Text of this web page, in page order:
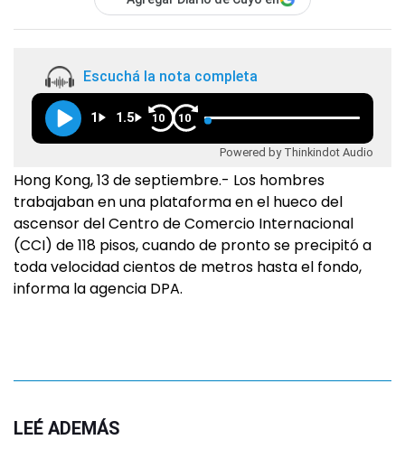
Escuchá la nota completa
1 1.5 10 10
Powered by Thinkindot Audio
Hong Kong, 13 de septiembre.- Los hombres
trabajaban en una plataforma en el hueco del
ascensor del Centro de Comercio Internacional
(CCI) de 118 pisos, cuando de pronto se precipitó a
toda velocidad cientos de metros hasta el fondo,
informa la agencia DPA.
LEÉ ADEMÁS